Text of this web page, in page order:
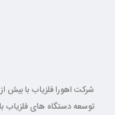
توسعه دستگاه های فلزیاب